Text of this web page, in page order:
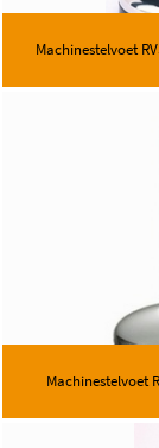
Machinestelvoet
Machinestelvoet